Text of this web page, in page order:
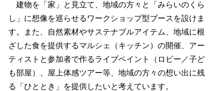
建物を「家」と見立て、地域の方々と「みらいのくら
し」に想像を巡らせるワークショップ型ブースを設けま
す。また、自然素材やサステナブルアイテム、地域に根
ざした食を提供するマルシェ（キッチン）の開催、アー
ティストと参加者で作るライブペイント（ロビー／子ど
も部屋）、屋上体感ツアー等、地域の方々の想い出に残
る「ひととき」を提供したいと考えています。